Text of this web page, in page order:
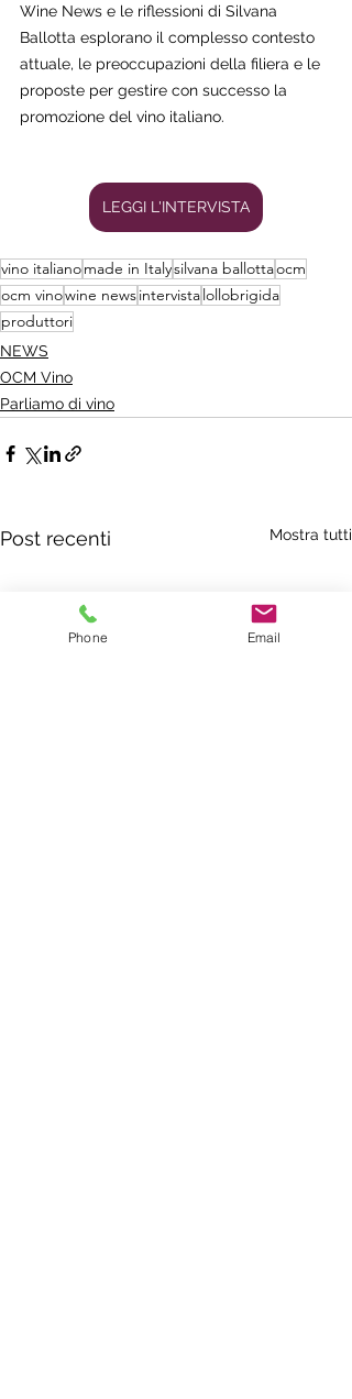
Wine News e le riflessioni di Silvana
Ballotta esplorano il complesso contesto
attuale, le preoccupazioni della filiera e le
proposte per gestire con successo la
promozione del vino italiano.
LEGGI L'INTERVISTA
vino italianomade in Italysilvana ballottaocm
ocm vinowine newsintervistalollobrigida
produttori
NEWS
OCM Vino
Parliamo di vino
Post recenti Mostra tutti
Phone Email